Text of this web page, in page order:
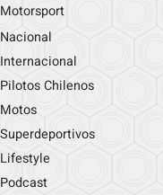
Motorsport
Nacional
Internacional
Pilotos Chilenos
Motos
Superdeportivos
Lifestyle
Podcast